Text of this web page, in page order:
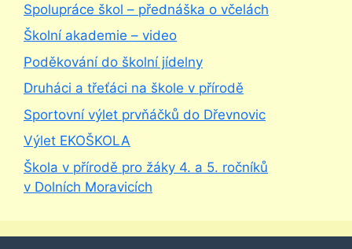
Spolupráce škol – přednáška o včelách
Školní akademie – video
Poděkování do školní jídelny
Druháci a třeťáci na škole v přírodě
Sportovní výlet prvňáčků do Dřevnovic
Výlet EKOŠKOLA
Škola v přírodě pro žáky 4. a 5. ročníků
v Dolních Moravicích